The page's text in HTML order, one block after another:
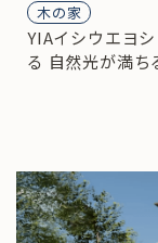
木の家
YIAイシウエヨ
る 自然光が満